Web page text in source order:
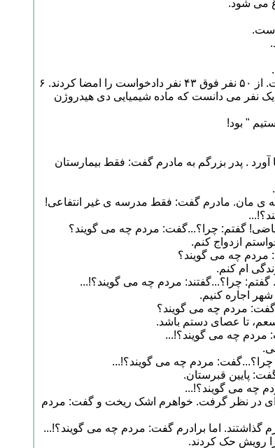
۷- حتی در تومورهای سرطانی نیز یافت شده است. از ۵۰ نفر فوق ۴۳ نفر دادخواست را امضا کردند. ۶
یک نفر می دانست که ماده شیمیایی دی هیدروژن
" بود!
. پدر بزرگم به مادرم گفت: فقط بیمارستان
مان. مادرم گفت: فقط مدرسه ی غیر انتفاعی!
گفتم: چرا؟...گفت: مردم چه می گویند؟
ازدواج کنم.
مردم چه می گویند؟
ام کنم.
چرا؟...گفتند: مردم چه می گویند؟!...
شهر اجاره کنیم.
مردم چه می گویند؟
تا عصای دستم باشد.
چه می گویند؟!...
مردم چه می گویند؟!...
پایین قبرستان.
چه می گویند؟!...
در نظر گرفت. خواهرم اشک ریخت و گفت: مردم
اما برادرم گفت: مردم چه می گویند؟!...
رویش حک کردند.